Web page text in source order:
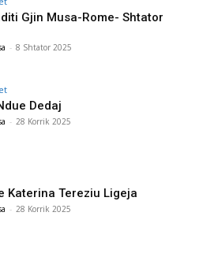
Gjin Musa-Rome- Shtator
- 8 Shtator 2025
Dedaj
- 28 Korrik 2025
Katerina Tereziu Ligeja
- 28 Korrik 2025